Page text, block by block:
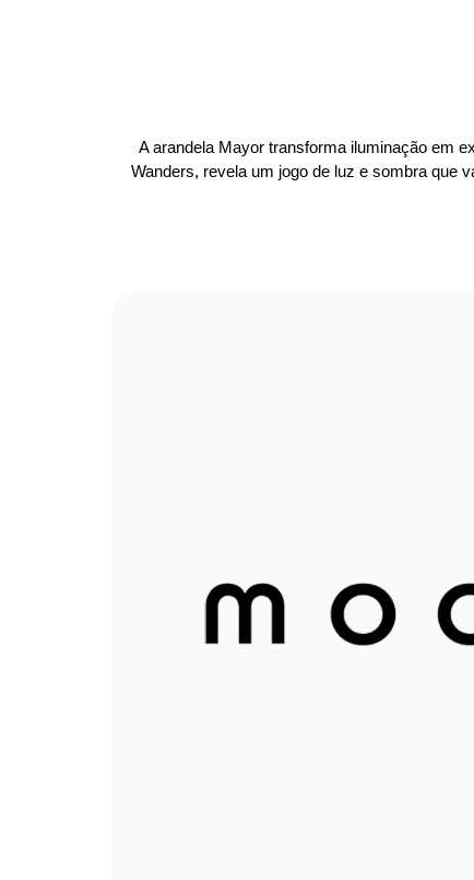
A arandela Mayor transforma iluminação em
Wanders, revela um jogo de luz e sombra que